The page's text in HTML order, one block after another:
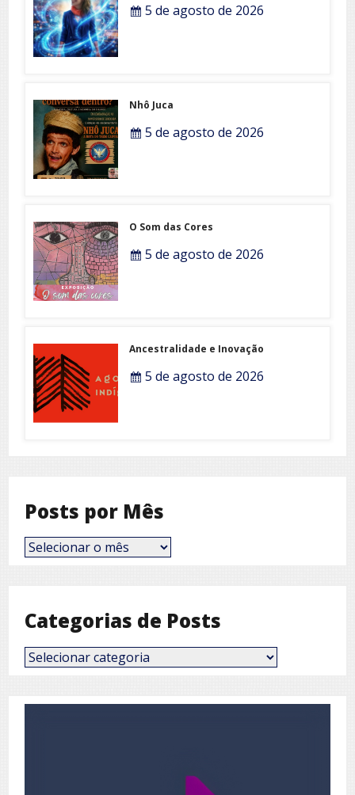
5 de agosto de 2026
Nhô Juca
5 de agosto de 2026
O Som das Cores
5 de agosto de 2026
Ancestralidade e Inovação
5 de agosto de 2026
Posts por Mês
Posts
por
Categorias de Posts
Categorias
de